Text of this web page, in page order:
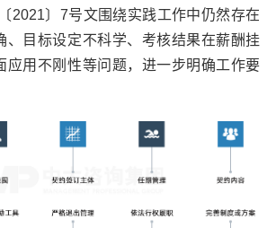
2021〕7号文围绕实践工作中仍然存在
、目标设定不科学、考核结果在薪酬挂
应用不刚性等问题，进一步明确工作要